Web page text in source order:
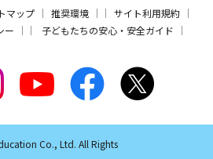
マップ 推奨環境
サイト利用規約
ー
子どもたちの安心・安全ガイド
Co., Ltd. All Rights